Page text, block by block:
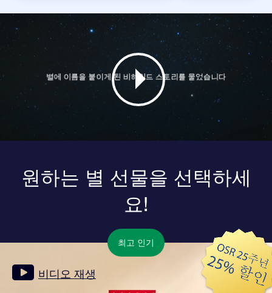
원하는 별 선물을 선택하세
요!
최고 인기
비디오 재생